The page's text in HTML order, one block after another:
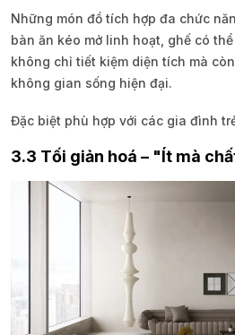
Những món đồ tích hợp đa chức
bàn ăn kéo mở linh hoạt, ghế có
không chỉ tiết kiệm diện tích mà
không gian sống hiện đại.
Đặc biệt phù hợp với các gia đình
3.3 Tối giản hoá – "Ít mà